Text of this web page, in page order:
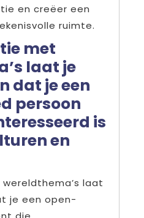
en creëer een
ruimte.
met
laat je
dat je een
persoon
is
en
laat
je een open-